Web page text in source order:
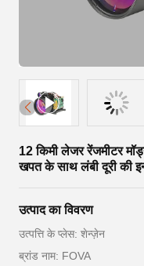
12 किमी लेजर रेंजमीटर
खपत के साथ लंबी दूरी की
उत्पाद का विवरण
उत्पत्ति के प्लेस: शेन्ज़ेन
ब्रांड नाम: FOVA